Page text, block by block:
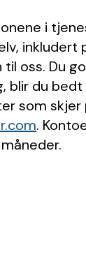
i
oss. Du
blir du
som skjer
.